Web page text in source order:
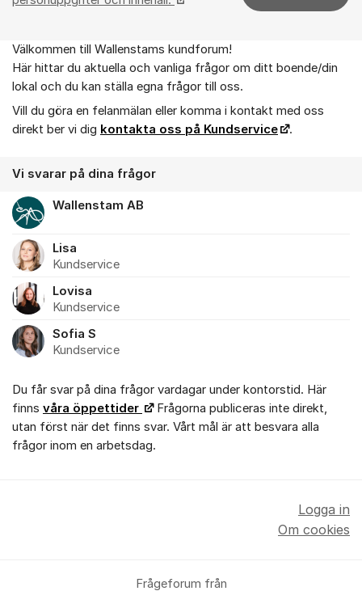
Om forumet
Välkommen till Wallenstams kundforum!
Här hittar du aktuella och vanliga frågor om ditt boende/din
lokal och du kan ställa egna frågor till oss.
Vill du göra en felanmälan eller komma i kontakt med oss
direkt ber vi dig kontakta oss på Kundservice .
Vi svarar på dina frågor
Wallenstam AB
Lisa
Kundservice
Lovisa
Kundservice
Sofia S
Kundservice
Du får svar på dina frågor vardagar under kontorstid. Här
finns våra öppettider
Frågorna publiceras inte direkt,
utan först när det finns svar. Vårt mål är att besvara alla
frågor inom en arbetsdag.
Frågeforum från
Logga in
Om cookies